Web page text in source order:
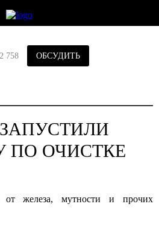
2 758 ОБСУДИТЬ
ПО ОЧИСТКЕ
от железа, мутности и прочих